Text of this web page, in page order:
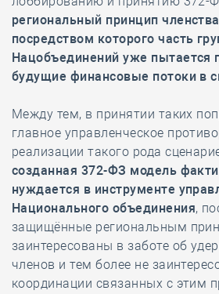
региональный принцип
посредством которого часть
Нацобъединений уже пытается
будущие финансовые потоки в
Между тем, в принятии таких
главное управленческое
реализации такого рода
созданная 372-ФЗ модель
нуждается в инструменте
Национального объединения,
защищённые региональным
заинтересованы в заботе об
членов и тем более не
координации связанных с этим